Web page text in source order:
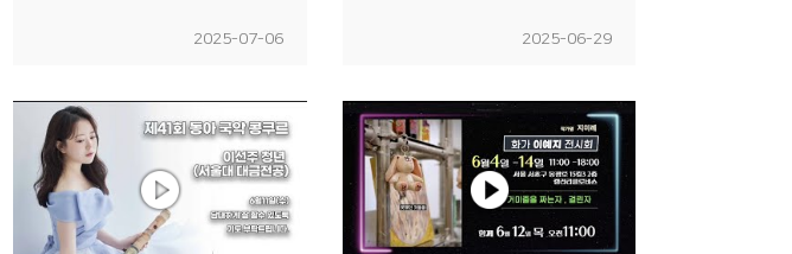
2025-07-06 2025-06-29